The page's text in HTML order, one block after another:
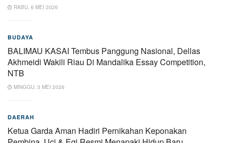
RABU, 6 MEI 2026
BUDAYA
BALIMAU KASAI Tembus Panggung Nasional, Dellas
Akhmeidi Wakili Riau Di Mandalika Essay Competition,
NTB
MINGGU, 3 MEI 2026
DAERAH
Ketua Garda Aman Hadiri Pernikahan Keponakan